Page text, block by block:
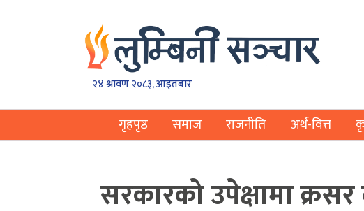
२४ श्रावण २०८३, आइतबार
गृहपृष्ठ समाज राजनीति अर्थ-वित्त
सरकारको उपेक्षामा